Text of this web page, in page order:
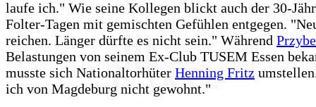
laufe ich." Wie seine Kollegen blickt auch der 30-
Folter-Tagen mit gemischten Gefühlen entgegen.
reichen. Länger dürfte es nicht sein." Während
Belastungen von seinem Ex-Club TUSEM Essen
musste sich Nationaltorhüter Henning Fritz
ich von Magdeburg nicht gewohnt."